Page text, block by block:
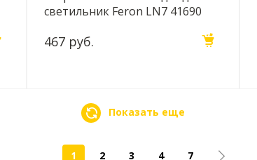
светильник Feron LN7 41690
467 руб.
Показать еще
1 2 3 4 7